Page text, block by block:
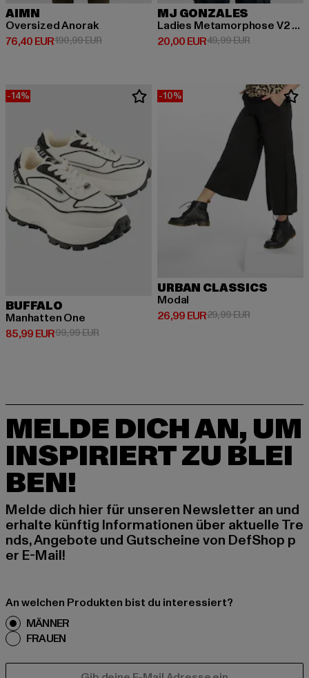
AIMN
Oversized Anorak
76,40 EUR
Derzeitiger Preis: 76,40 EUR
190,99 EURAktionspreis: 190,99 EUR
MJ GONZALES
Ladies Metamorphose V2 x Heavy Oversized
20,00 EUR
Derzeitiger Preis: 20,00 EUR
49,99 EURAktionspreis:
-14%
BUFFALO
Manhatten One
85,99 EUR
Derzeitiger Preis: 85,99 EUR
99,99 EURAktionspreis: 99,99 EUR
-10%
URBAN CLASSICS
Modal
26,99 EUR
Derzeitiger Preis: 26,99 EUR
29,99 EURAktionspreis:
MELDE DICH AN, UM
INSPIRIERT ZU BLEI
BEN!
Melde dich hier für unseren Newsletter an und
erhalte künftig Informationen über aktuelle Tre
nds, Angebote und Gutscheine von DefShop p
er E-Mail!
An welchen Produkten bist du interessiert?
MÄNNER
FRAUEN